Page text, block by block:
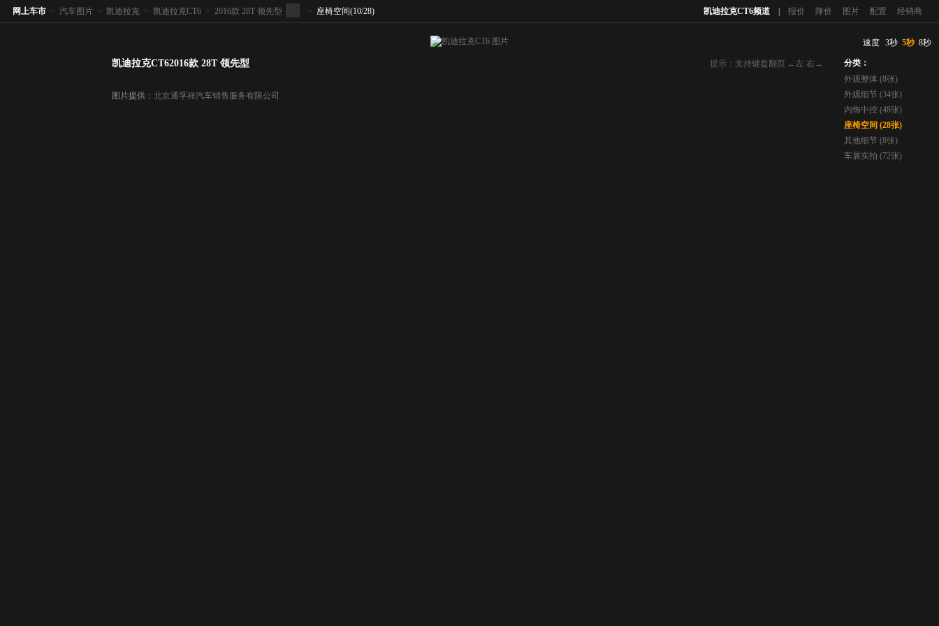
凯迪拉克CT6频道 报价 降价 图片 配置 经销商
网上车市 > 汽车图片 > 凯迪拉克 > 凯迪拉克CT6 > 2016款 28T 领先型 > 座椅空间(10/28)
提示：支持键盘翻页 ←左 右→
凯迪拉克CT62016款 28T 领先型
图片提供： 北京通孚祥汽车销售服务有限公司
速度 3秒 5秒 8秒
分类：
外观整体 (8张)
外观细节 (34张)
内饰中控 (48张)
座椅空间 (28张)
其他细节 (8张)
车展实拍 (72张)